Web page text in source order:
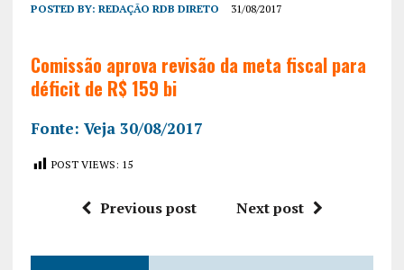
POSTED BY: REDAÇÃO RDB DIRETO 31/08/2017
Comissão aprova revisão da meta fiscal para
déficit de R$ 159 bi
Fonte: Veja 30/08/2017
POST VIEWS: 15
Previous post Next post